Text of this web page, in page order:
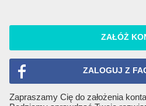
ZAŁÓŻ
ZALOGUJ Z
Zapraszamy Cię do założenia